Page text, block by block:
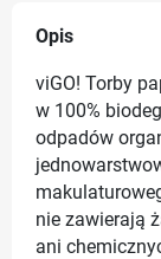
Opis
viGO! Torby
w 100%
odpadów
nie zawierają
ani